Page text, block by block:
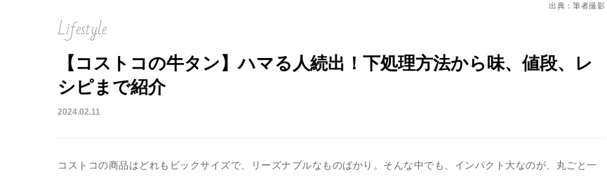
出典：筆者撮影
Lifestyle
【コストコの牛タン】ハマる人続出！下処理方法から味、値段、レ
シピまで紹介
2024.02.11
コストコの商品はどれもビックサイズで、リーズナブルなものばかり。そんな中でも、インパクト大なのが、丸ごと一